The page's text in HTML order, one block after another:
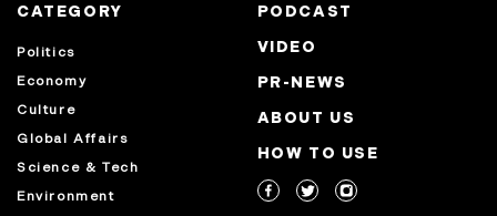
CATEGORY
Politics
Economy
Culture
Global Affairs
Science & Tech
Environment
PODCAST
VIDEO
PR-NEWS
ABOUT US
HOW TO USE